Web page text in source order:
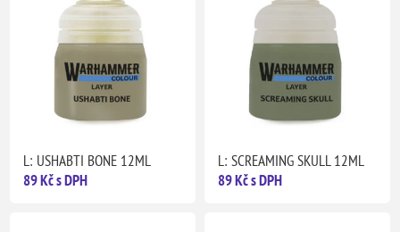
L: USHABTI BONE 12ML
89 Kč s DPH
L: SCREAMING SKULL 12ML
89 Kč s DPH